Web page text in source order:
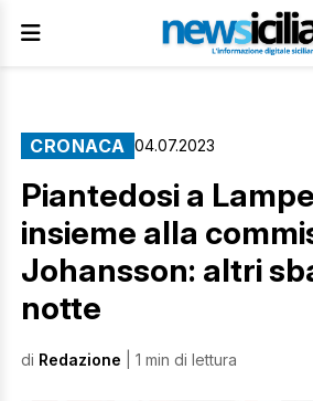
CRONACA 04.07.2023
Piantedosi a
insieme alla
Johansson: altri
notte
di Redazione | 1 min di lettura